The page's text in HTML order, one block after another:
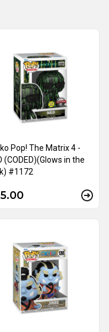
Pop! The Matrix 4 -
(CODED)(Glows in the
#1172